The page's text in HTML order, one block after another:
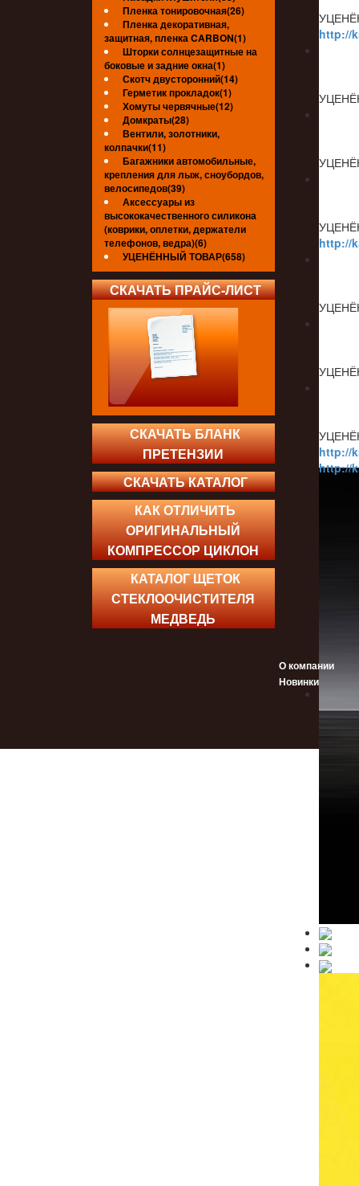
Пленка тонировочная(26)
Пленка декоративная,
защитная, пленка CARBON(1)
Шторки солнцезащитные на
боковые и задние окна(1)
Скотч двусторонний(14)
Герметик прокладок(1)
Хомуты червячные(12)
Домкраты(28)
Вентили, золотники,
колпачки(11)
Багажники автомобильные,
крепления для лыж, сноубордов,
велосипедов(39)
Аксессуары из
высококачественного силикона
(коврики, оплетки, держатели
телефонов, ведра)(6)
УЦЕНЁННЫЙ ТОВАР(658)
СКАЧАТЬ ПРАЙС-ЛИСТ
СКАЧАТЬ БЛАНК
ПРЕТЕНЗИИ
СКАЧАТЬ КАТАЛОГ
КАК ОТЛИЧИТЬ
ОРИГИНАЛЬНЫЙ
КОМПРЕССОР ЦИКЛОН
КАТАЛОГ ЩЕТОК
СТЕКЛООЧИСТИТЕЛЯ
МЕДВЕДЬ
http://
http://
http://
http://
О компании
Новинки